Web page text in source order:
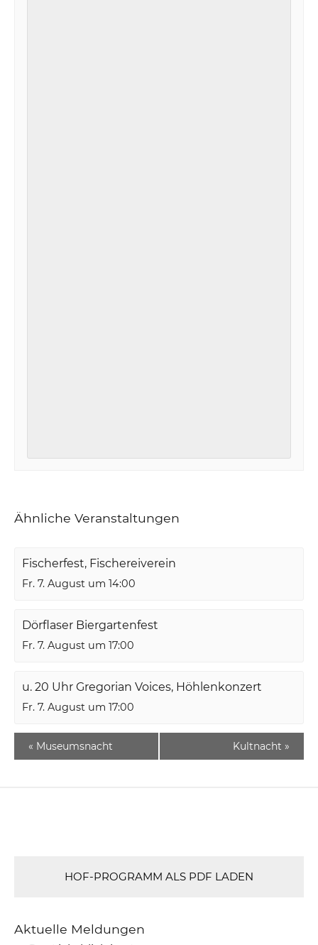
Ähnliche Veranstaltungen
Fischerfest, Fischereiverein
Fr. 7. August um 14:00
Dörflaser Biergartenfest
Fr. 7. August um 17:00
u. 20 Uhr Gregorian Voices, Höhlenkonzert
Fr. 7. August um 17:00
« Museumsnacht Kultnacht »
HOF-PROGRAMM ALS PDF LADEN
Aktuelle Meldungen